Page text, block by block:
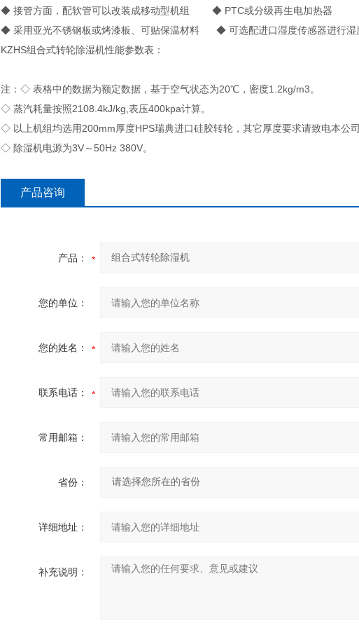
◆ 接管方面，配软管可以改装成移动型机组 ◆ PTC或分级再生电加热器
◆ 采用亚光不锈钢板或烤漆板、可贴保温材料 ◆ 可选配进口湿度传感器进行湿
KZHS组合式转轮除湿机性能参数表：
注：◇ 表格中的数据为额定数据，基于空气状态为20℃，密度1.2kg/m3。
◇ 蒸汽耗量按照2108.4kJ/kg,表压400kpa计算。
◇ 以上机组均选用200mm厚度HPS瑞典进口硅胶转轮，其它厚度要求请致电本公司
◇ 除湿机电源为3V～50Hz 380V。
产品咨询
产品：
您的单位：
您的姓名：
联系电话：
常用邮箱：
省份：
详细地址：
补充说明：